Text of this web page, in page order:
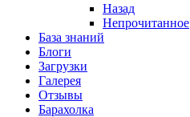
Назад
Непрочитанное
База знаний
Блоги
Загрузки
Галерея
Отзывы
Барахолка